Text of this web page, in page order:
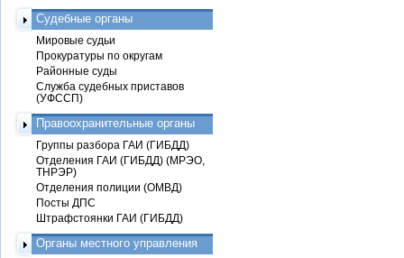
Судебные органы
Мировые судьи
Прокуратуры по округам
Районные суды
Служба судебных приставов
(УФССП)
Правоохранительные органы
Группы разбора ГАИ (ГИБДД)
Отделения ГАИ (ГИБДД) (МРЭО,
ТНРЭР)
Отделения полиции (ОМВД)
Посты ДПС
Штрафстоянки ГАИ (ГИБДД)
Органы местного управления